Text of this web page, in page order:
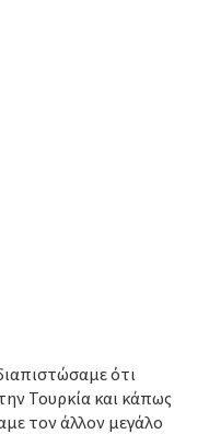
ότι
Τουρκία και κάπως
τον άλλον μεγάλο